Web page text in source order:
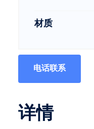
材质
电话联系
详情